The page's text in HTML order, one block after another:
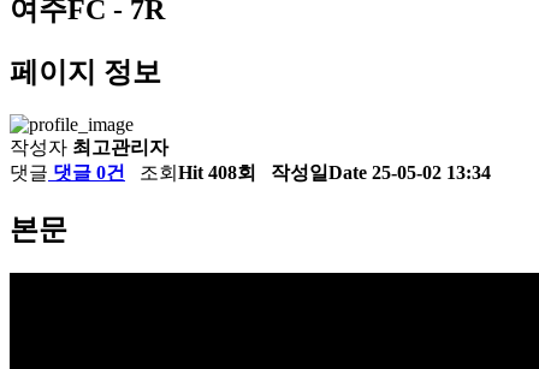
여주FC - 7R
페이지 정보
작성자 최고관리자
댓글 댓글 0건 조회 Hit 408회 작성일Date 25-05-02 13:34
본문